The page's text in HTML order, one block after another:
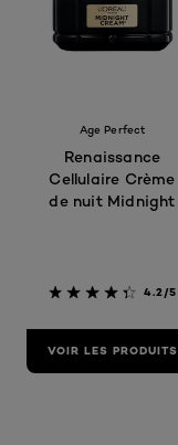
Age Perfect
Renaissance
Cellulaire Crème
de nuit Midnight
4.2/5
VOIR LES PRODUITS